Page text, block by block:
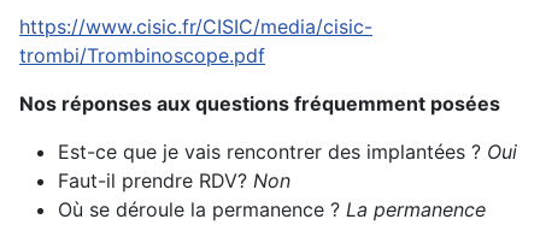
https://www.cisic.fr/CISIC/media/cisic-
trombi/Trombinoscope.pdf
Nos réponses aux questions fréquemment posées
Est-ce que je vais rencontrer des implantées ? Oui
Faut-il prendre RDV? Non
Où se déroule la permanence ? La permanence